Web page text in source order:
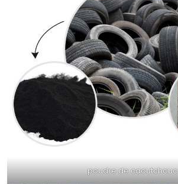
poudre de caoutchouc